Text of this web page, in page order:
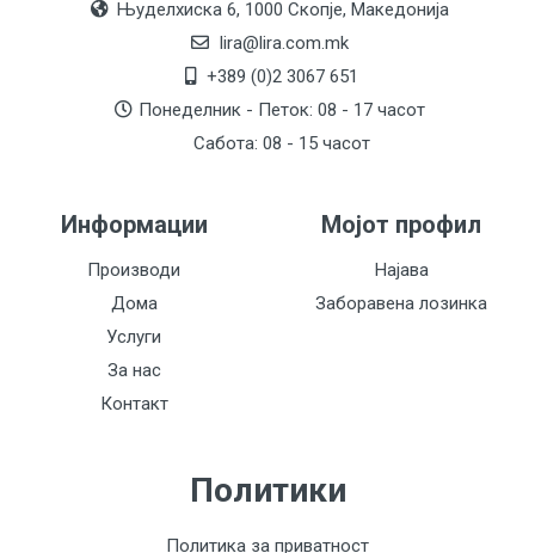
Њуделхиска 6, 1000 Скопје, Македонија
lira@lira.com.mk
+389 (0)2 3067 651
Понеделник - Петок: 08 - 17 часот
Сабота: 08 - 15 часот
Информации
Производи
Дома
Услуги
За нас
Контакт
Мојот профил
Најава
Заборавена лозинка
Политики
Политика за приватност